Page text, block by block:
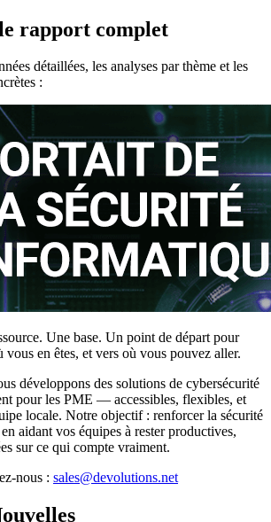
rapport complet
détaillées, les analyses par thème et les
:
Une base. Un point de départ pour
en êtes, et vers où vous pouvez aller.
développons des solutions de cybersécurité
pour les PME — accessibles, flexibles, et
locale. Notre objectif : renforcer la sécurité
aidant vos équipes à rester productives,
sur ce qui compte vraiment.
nous : sales@devolutions.net